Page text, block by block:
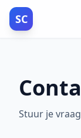
SC
Stuur je